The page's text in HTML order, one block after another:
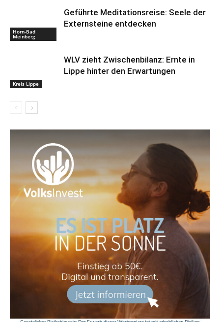
Horn-Bad
Meinberg
Geführte Meditationsreise: Seele der
Externsteine entdecken
Kreis Lippe
WLV zieht Zwischenbilanz: Ernte in
Lippe hinter den Erwartungen